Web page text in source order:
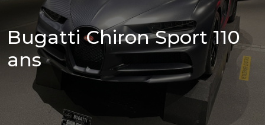
Billetterie
Bugatti Chiron Sport 110
ans